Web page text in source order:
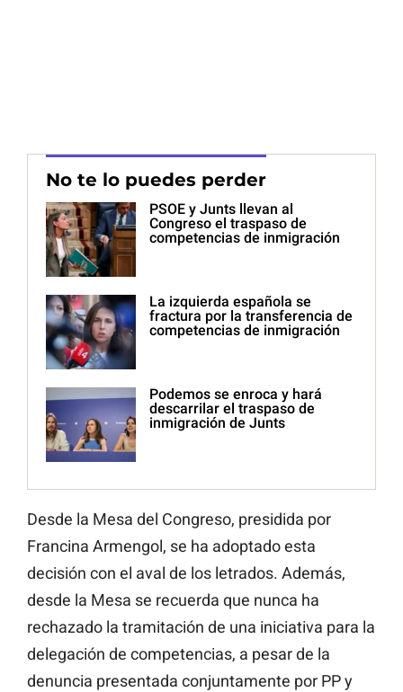
No te lo puedes perder
PSOE y Junts llevan al
Congreso el traspaso de
competencias de inmigración
La izquierda española se
fractura por la transferencia de
competencias de inmigración
Podemos se enroca y hará
descarrilar el traspaso de
inmigración de Junts
Desde la Mesa del Congreso, presidida por
Francina Armengol, se ha adoptado esta
decisión con el aval de los letrados. Además,
desde la Mesa se recuerda que nunca ha
rechazado la tramitación de una iniciativa para la
delegación de competencias, a pesar de la
denuncia presentada conjuntamente por PP y